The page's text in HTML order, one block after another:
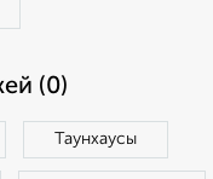
(0)
Таунхаусы